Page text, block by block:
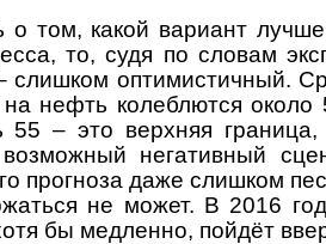
о том, какой вариант
то, судя по словам
слишком оптимистичный.
нефть колеблются около
55 – это верхняя
негативный
прогноза даже слишком
не может. В 2016
бы медленно, пойдёт